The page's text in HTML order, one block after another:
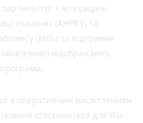
з Асоціацією
України» (АНРВУ) та
(MBL) за підтримки
відображають
з оперативним висвітленням
Новини створюються для Вас